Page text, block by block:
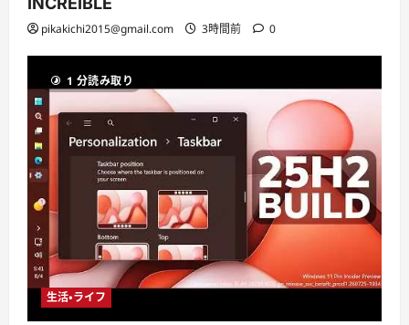
pikakichi2015@gmail.com 3時間前 0
1 分読み取り
生活・ライフ